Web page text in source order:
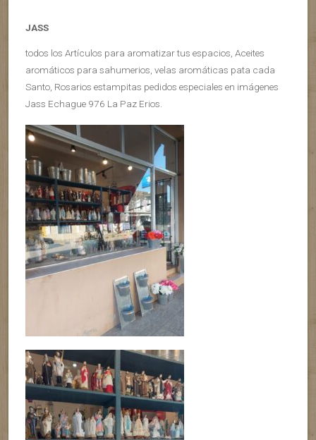
JASS
todos los Artículos para aromatizar tus espacios, Aceites
aromáticos para sahumerios, velas aromáticas pata cada
Santo, Rosarios estampitas pedidos especiales en imágenes
Jass Echague 976 La Paz Erios.